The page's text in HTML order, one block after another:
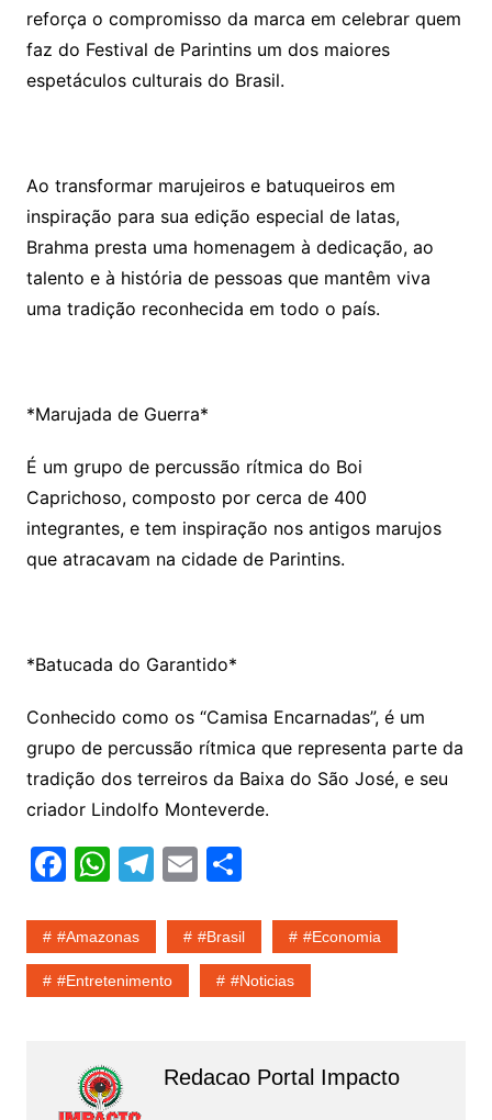
reforça o compromisso da marca em celebrar quem
faz do Festival de Parintins um dos maiores
espetáculos culturais do Brasil.
Ao transformar marujeiros e batuqueiros em
inspiração para sua edição especial de latas,
Brahma presta uma homenagem à dedicação, ao
talento e à história de pessoas que mantêm viva
uma tradição reconhecida em todo o país.
*Marujada de Guerra*
É um grupo de percussão rítmica do Boi
Caprichoso, composto por cerca de 400
integrantes, e tem inspiração nos antigos marujos
que atracavam na cidade de Parintins.
*Batucada do Garantido*
Conhecido como os “Camisa Encarnadas”, é um
grupo de percussão rítmica que representa parte da
tradição dos terreiros da Baixa do São José, e seu
criador Lindolfo Monteverde.
F
c
e
b
o
k
W
at
s
A
p
T
e
gr
a
E
ai
l
S
ar
e
#amazonas #Brasil #economia
#entretenimento #noticias
Redacao Portal Impacto